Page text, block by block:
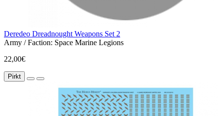
Deredeo Dreadnought Weapons Set 2
Army / Faction: Space Marine Legions
22,00€
Pirkt